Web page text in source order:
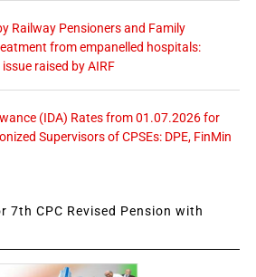
Railway Pensioners and Family
from empanelled hospitals:
raised by AIRF
(IDA) Rates from 01.07.2026 for
Supervisors of CPSEs: DPE, FinMin
CPC Revised Pension with